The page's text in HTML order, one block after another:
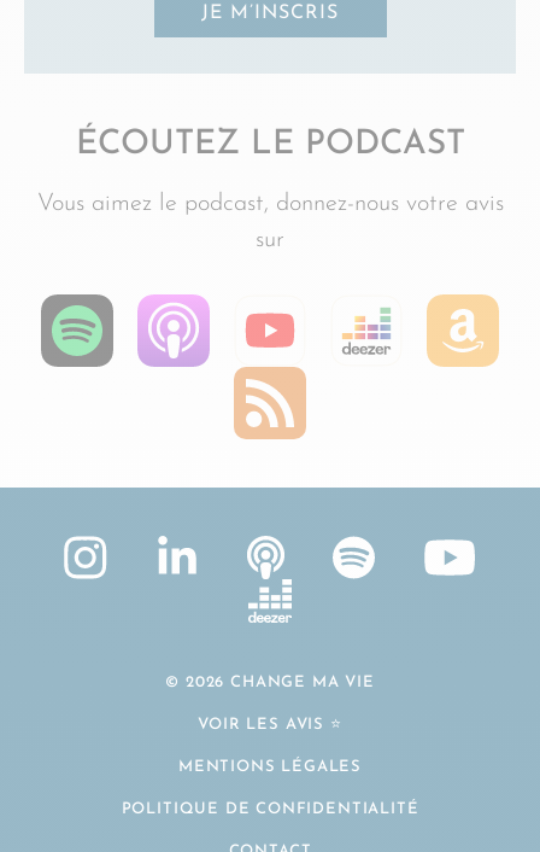
JE M’INSCRIS
ÉCOUTEZ LE PODCAST
Vous aimez le podcast, donnez-nous votre avis
sur
© 2026 CHANGE MA VIE
VOIR LES AVIS ⭐️
MENTIONS LÉGALES
POLITIQUE DE CONFIDENTIALITÉ